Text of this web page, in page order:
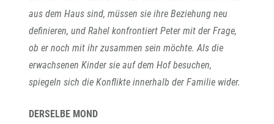
aus dem Haus sind, müssen sie ihre Beziehung neu
definieren, und Rahel konfrontiert Peter mit der Frage,
ob er noch mit ihr zusammen sein möchte. Als die
erwachsenen Kinder sie auf dem Hof besuchen,
spiegeln sich die Konflikte innerhalb der Familie wider.
DERSELBE MOND